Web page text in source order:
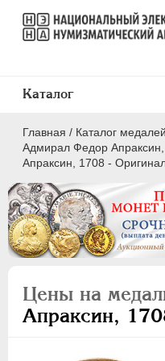
Главная / Каталог
Адмирал Федор
Апраксин, 1708 -
Цены на
Апраксин,
Каталог
ВСЕ
ПEТР I 1699-1725
Латинская надпись
A C D E F